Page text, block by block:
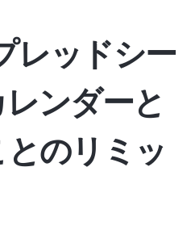
レッドシー
レンダーと
のリミッ